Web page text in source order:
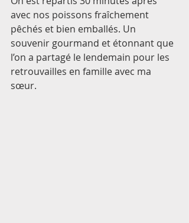
avec nos poissons fraîchement
pêchés et bien emballés. Un
souvenir gourmand et étonnant que
l’on a partagé le lendemain pour les
retrouvailles en famille avec ma
sœur.